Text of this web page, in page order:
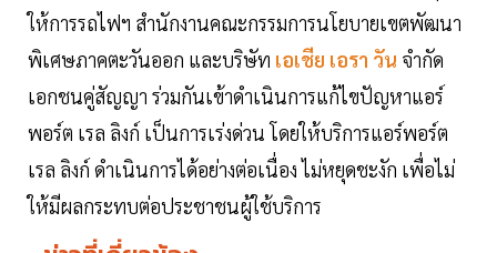
ให้การรถไฟฯ สำนักงานคณะกรรมการนโยบายเขตพัฒนา
พิเศษภาคตะวันออก และบริษัท เอเชีย เอรา วัน จำกัด
เอกชนคู่สัญญา ร่วมกันเข้าดำเนินการแก้ไขปัญหาแอร์
พอร์ต เรล ลิงก์ เป็นการเร่งด่วน โดยให้บริการแอร์พอร์ต
เรล ลิงก์ ดำเนินการได้อย่างต่อเนื่อง ไม่หยุดชะงัก เพื่อไม่
ให้มีผลกระทบต่อประชาชนผู้ใช้บริการ